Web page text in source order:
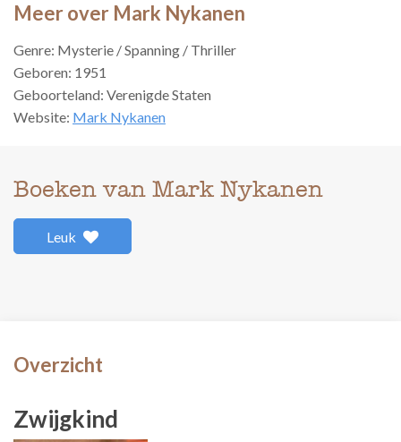
Meer over Mark Nykanen
Genre: Mysterie / Spanning / Thriller
Geboren: 1951
Geboorteland: Verenigde Staten
Website: Mark Nykanen
Boeken van Mark Nykanen
Leuk
Overzicht
Zwijgkind